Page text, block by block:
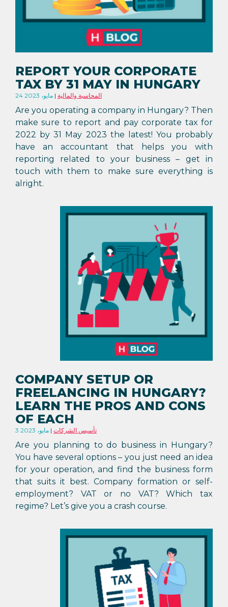
REPORT YOUR CORPORATE
TAX BY 31 MAY IN HUNGARY
24 مايو، 2023 المحاسبة والمالية
Are you operating a company in Hungary? Then
make sure to report and pay corporate tax for
2022 by 31 May 2023 the latest! You probably
have an accountant that helps you with
reporting related to your business – get in
touch with them to make sure everything is
alright.
COMPANY SETUP OR
FREELANCING IN HUNGARY?
LEARN THE PROS AND CONS
OF EACH
3 مايو، 2023 تأسيس الشركات
Are you planning to do business in Hungary?
You have several options – you just need an idea
for your operation, and find the business form
that suits it best. Company formation or self-
employment? VAT or no VAT? Which tax
regime? Let’s give you a crash course.